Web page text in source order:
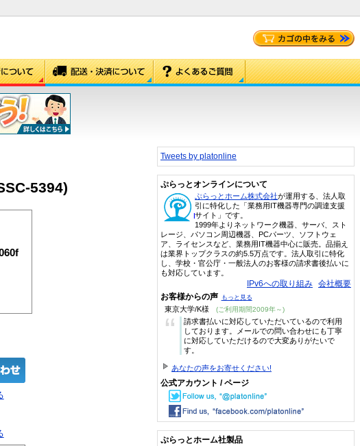
5394)
Tweets by platonline
ぷらっとオンラインについて
ぷらっとホーム株式会社が運用する、法人取
引に特化した「業務用IT機器専門の調達支援
サイト」です。
1999年よりネットワーク機器、サーバ、スト
レージ、パソコン周辺機器、PCパーツ、ソフトウェ
ア、ライセンスなど、業務用IT機器中心に販売。品揃え
は業界トップクラスの約5.5万点です。法人取引に特化
し、学校・官公庁・一般法人のお客様の請求書後払いに
も対応しています。
IPv6への取り組み 会社概要
お客様からの声 もっと見る
東京大学/K様 (ご利用期間2009年～)
“
請求書払いに対応していただいているので利用
しております。メールでの問い合わせにも丁寧
に対応していただけるので大変ありがたいで
す。
あなたの声をお寄せください!
公式アカウント / ページ
ぷらっとホーム社製品